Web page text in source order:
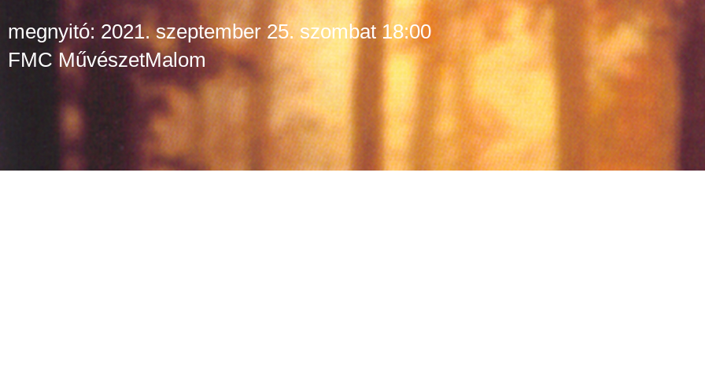
megnyitó: 2021. szeptember 25. szombat 18:00
FMC MűvészetMalom